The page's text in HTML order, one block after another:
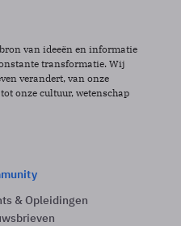
van ideeën en informatie
transformatie. Wij
verandert, van onze
onze cultuur, wetenschap
& Opleidingen